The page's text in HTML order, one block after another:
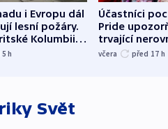
i Evropu dál
lesní požáry.
Kolumbii
tisíce lidí
5h
Účastníci
Pride
trvající
včera před 17 h
Svět